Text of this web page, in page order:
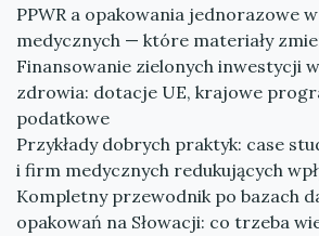
PPWR a opakowania jednorazowe
medycznych — które materiały
Finansowanie zielonych inwestycji
zdrowia: dotacje UE, krajowe
podatkowe
Przykłady dobrych praktyk: case
i firm medycznych redukujących
Kompletny przewodnik po bazach
opakowań na Słowacji: co trzeba